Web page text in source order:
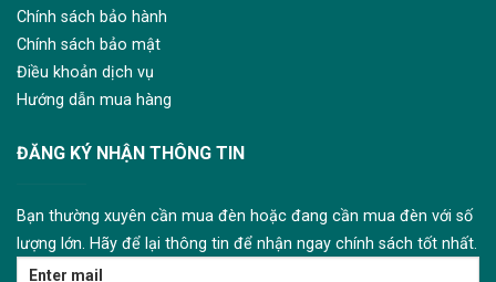
Chính sách bảo hành
Chính sách bảo mật
Điều khoản dịch vụ
Hướng dẫn mua hàng
ĐĂNG KÝ NHẬN THÔNG TIN
Bạn thường xuyên cần mua đèn hoặc đang cần mua đèn với số
lượng lớn. Hãy để lại thông tin để nhận ngay chính sách tốt nhất.